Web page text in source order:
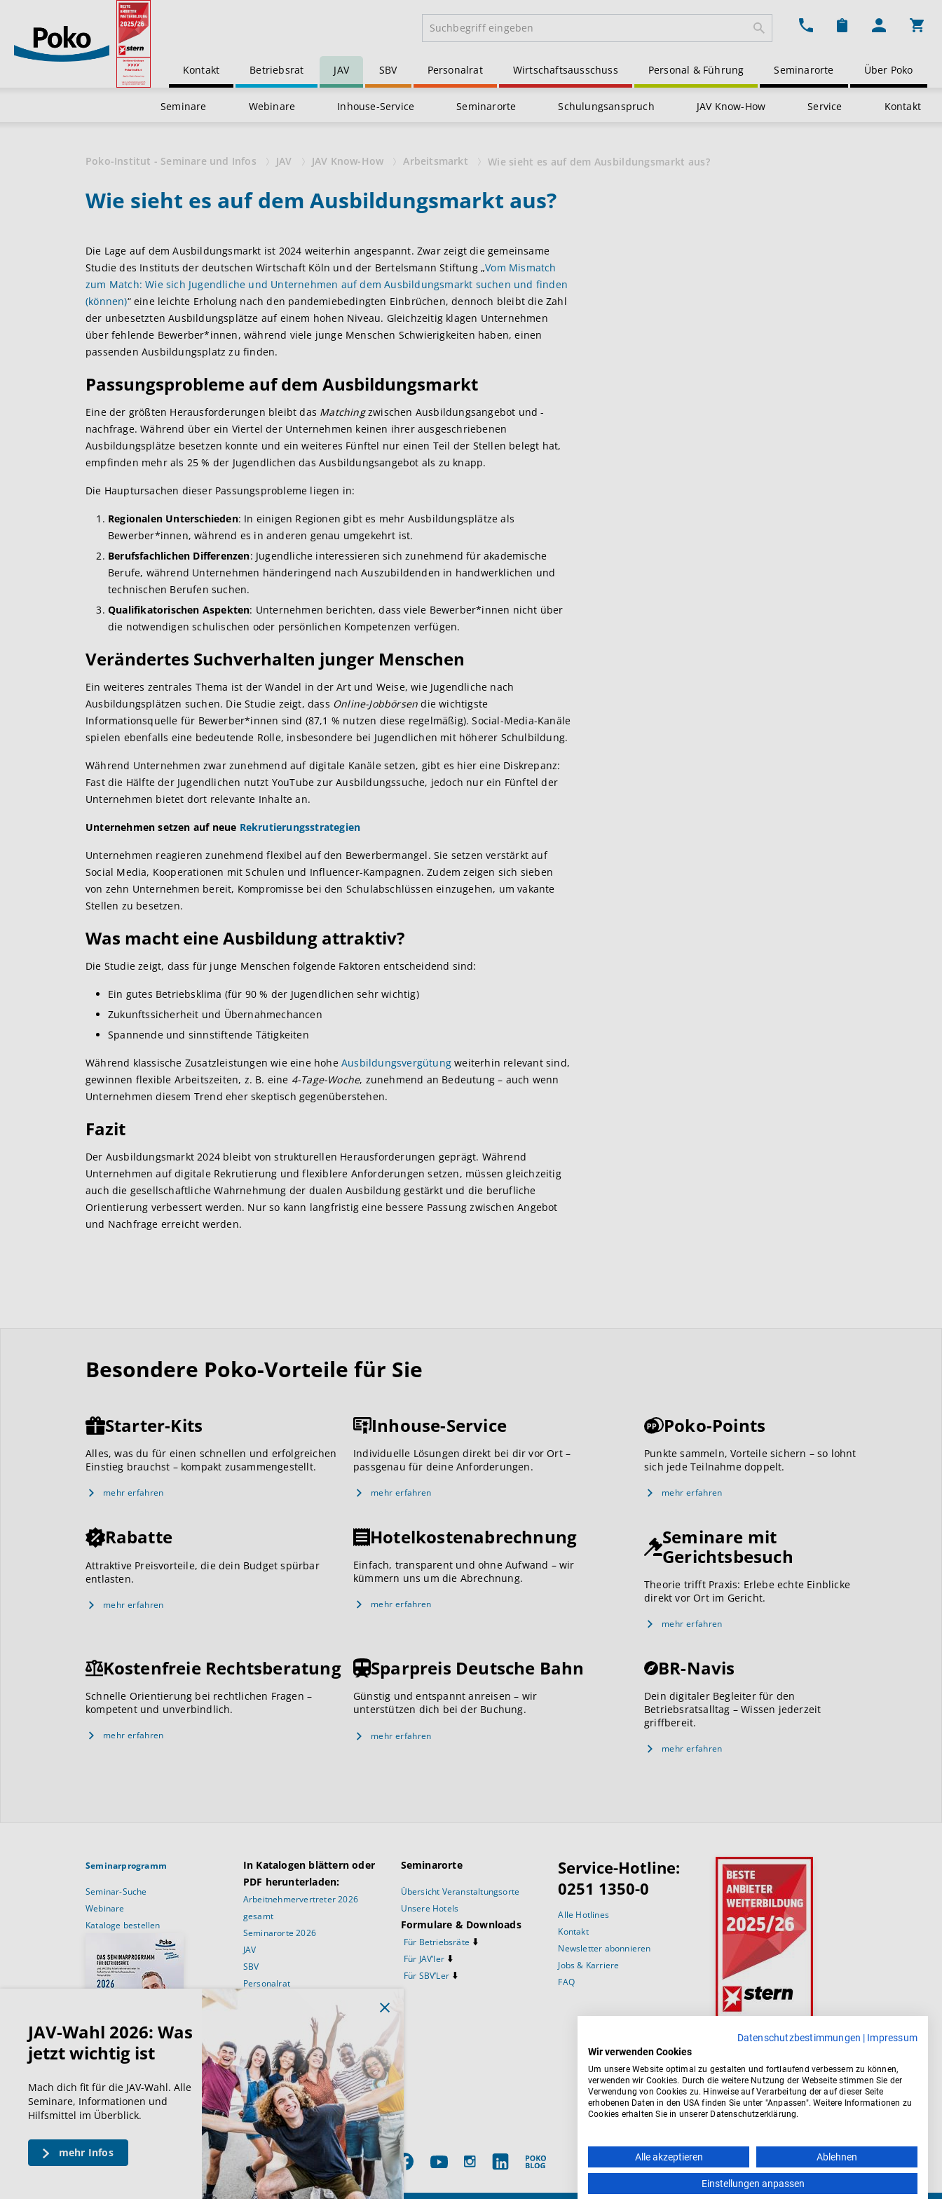
Kontakt Betriebsrat JAV SBV Personalrat Wirtschaftsausschuss Personal & Führung Seminarorte Über Poko
Seminare Webinare Inhouse-Service Seminarorte Schulungsanspruch JAV Know-How Service Kontakt
Datenschutzbestimmungen | Impressum
Wir verwenden Cookies
Um unsere Website optimal zu gestalten und fortlaufend verbessern zu können,
verwenden wir Cookies. Durch die weitere Nutzung der Webseite stimmen Sie der
Verwendung von Cookies zu. Hinweise auf Verarbeitung der auf dieser Seite
erhobenen Daten in den USA finden Sie unter "Anpassen". Weitere Informationen zu
Cookies erhalten Sie in unserer Datenschutzerklärung.
Alle akzeptieren Ablehnen
Einstellungen anpassen
Poko-Institut - Seminare und Infos JAV JAV Know-How Arbeitsmarkt Wie sieht es auf dem Ausbildungsmarkt aus?
Wie sieht es auf dem Ausbildungsmarkt aus?
Die Lage auf dem Ausbildungsmarkt ist 2024 weiterhin angespannt. Zwar zeigt die gemeinsame
Studie des Instituts der deutschen Wirtschaft Köln und der Bertelsmann Stiftung „Vom Mismatch
zum Match: Wie sich Jugendliche und Unternehmen auf dem Ausbildungsmarkt suchen und finden
(können)“ eine leichte Erholung nach den pandemiebedingten Einbrüchen, dennoch bleibt die Zahl
der unbesetzten Ausbildungsplätze auf einem hohen Niveau. Gleichzeitig klagen Unternehmen
über fehlende Bewerber*innen, während viele junge Menschen Schwierigkeiten haben, einen
passenden Ausbildungsplatz zu finden.
Passungsprobleme auf dem Ausbildungsmarkt
Eine der größten Herausforderungen bleibt das Matchingzwischen Ausbildungsangebot und -
nachfrage. Während über ein Viertel der Unternehmen keinen ihrer ausgeschriebenen
Ausbildungsplätze besetzen konnte und ein weiteres Fünftel nur einen Teil der Stellen belegt hat,
empfinden mehr als 25 % der Jugendlichen das Ausbildungsangebot als zu knapp​.
Die Hauptursachen dieser Passungsprobleme liegen in:
Regionalen Unterschieden: In einigen Regionen gibt es mehr Ausbildungsplätze als
Bewerber*innen, während es in anderen genau umgekehrt ist.
Berufsfachlichen Differenzen: Jugendliche interessieren sich zunehmend für akademische
Berufe, während Unternehmen händeringend nach Auszubildenden in handwerklichen und
technischen Berufen suchen.
Qualifikatorischen Aspekten: Unternehmen berichten, dass viele Bewerber*innen nicht über
die notwendigen schulischen oder persönlichen Kompetenzen verfügen.
Verändertes Suchverhalten junger Menschen
Ein weiteres zentrales Thema ist der Wandel in der Art und Weise, wie Jugendliche nach
Ausbildungsplätzen suchen. Die Studie zeigt, dass Online-Jobbörsen die wichtigste
Informationsquelle für Bewerber*innen sind (87,1 % nutzen diese regelmäßig). Social-Media-Kanäle
spielen ebenfalls eine bedeutende Rolle, insbesondere bei Jugendlichen mit höherer Schulbildung​.
Während Unternehmen zwar zunehmend auf digitale Kanäle setzen, gibt es hier eine Diskrepanz:
Fast die Hälfte der Jugendlichen nutzt YouTube zur Ausbildungssuche, jedoch nur ein Fünftel der
Unternehmen bietet dort relevante Inhalte an.
Unternehmen setzen auf neue Rekrutierungsstrategien
Unternehmen reagieren zunehmend flexibel auf den Bewerbermangel. Sie setzen verstärkt auf
Social Media, Kooperationen mit Schulen und Influencer-Kampagnen​. Zudem zeigen sich sieben
von zehn Unternehmen bereit, Kompromisse bei den Schulabschlüssen einzugehen, um vakante
Stellen zu besetzen​.
Was macht eine Ausbildung attraktiv?
Die Studie zeigt, dass für junge Menschen folgende Faktoren entscheidend sind:
Ein gutes Betriebsklima (für 90 % der Jugendlichen sehr wichtig)
Zukunftssicherheit und Übernahmechancen
Spannende und sinnstiftende Tätigkeiten​
Während klassische Zusatzleistungen wie eine hoheAusbildungsvergütung weiterhin relevant sind,
gewinnen flexible Arbeitszeiten, z. B. eine 4-Tage-Woche, zunehmend an Bedeutung – auch wenn
Unternehmen diesem Trend eher skeptisch gegenüberstehen​.
Fazit
Der Ausbildungsmarkt 2024 bleibt von strukturellen Herausforderungen geprägt. Während
Unternehmen auf digitale Rekrutierung und flexiblere Anforderungen setzen, müssen gleichzeitig
auch die gesellschaftliche Wahrnehmung der dualen Ausbildung gestärkt und die berufliche
Orientierung verbessert werden. Nur so kann langfristig eine bessere Passung zwischen Angebot
und Nachfrage erreicht werden.
Besondere Poko-Vorteile für Sie
Starter-Kits
Alles, was du für einen schnellen und erfolgreichen
Einstieg brauchst – kompakt zusammengestellt.
mehr erfahren
Inhouse-Service
Individuelle Lösungen direkt bei dir vor Ort –
passgenau für deine Anforderungen.
mehr erfahren
Poko-Points
Punkte sammeln, Vorteile sichern – so lohnt
sich jede Teilnahme doppelt.
mehr erfahren
Rabatte
Attraktive Preisvorteile, die dein Budget spürbar
entlasten.
mehr erfahren
Hotelkostenabrechnung
Einfach, transparent und ohne Aufwand – wir
kümmern uns um die Abrechnung.
mehr erfahren
Seminare mit
Gerichtsbesuch
Theorie trifft Praxis: Erlebe echte Einblicke
direkt vor Ort im Gericht.
mehr erfahren
Kostenfreie Rechtsberatung
Schnelle Orientierung bei rechtlichen Fragen –
kompetent und unverbindlich.
mehr erfahren
Sparpreis Deutsche Bahn
Günstig und entspannt anreisen – wir
unterstützen dich bei der Buchung.
mehr erfahren
BR-Navis
Dein digitaler Begleiter für den
Betriebsratsalltag – Wissen jederzeit
griffbereit.
mehr erfahren
Seminarprogramm
Seminar-Suche
Webinare
Kataloge bestellen
In Katalogen blättern oder
PDF herunterladen:
Arbeitnehmervertreter 2026
gesamt
Seminarorte 2026
JAV
SBV
Personalrat
Schulungsansprüche
Für JAV’ler
Für SBV’Ler
Für Personalräte
Für den Wirtschaftsausschuss
Seminarorte
Übersicht Veranstaltungsorte
Unsere Hotels
Formulare & Downloads
Für Betriebsräte ⬇️
Für JAV’ler ⬇️
Für SBV’Ler ⬇️
Service-Hotline:
0251 1350-0
Alle Hotlines
Kontakt
Newsletter abonnieren
Jobs & Karriere
FAQ
JAV-Wahl 2026: Was
jetzt wichtig ist
Mach dich fit für die JAV-Wahl. Alle
Seminare, Informationen und
Hilfsmittel im Überblick.
mehr Infos